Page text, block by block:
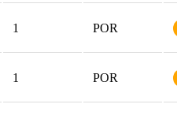
1 POR
1 POR